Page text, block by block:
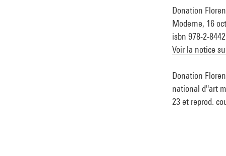
Donation
Moderne, 16
isbn 978-2-
Voir la notice
Donation
national d''art
23 et reprod.